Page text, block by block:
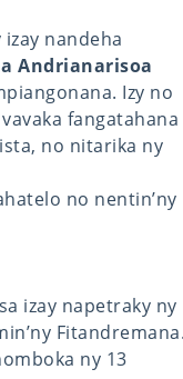
nandeha
Andrianarisoa
Izy no
fangatahana
no nitarika ny
no nentin’ny
izay napetraky ny
Fitandremana.
ny 13